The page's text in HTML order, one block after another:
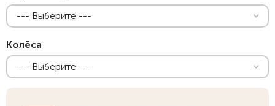
--- Выберите ---
Колёса
--- Выберите ---